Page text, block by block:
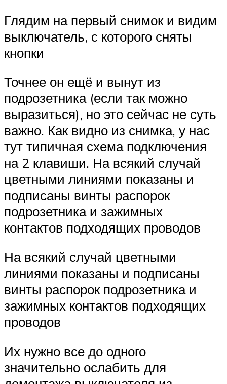
Глядим на первый снимок и видим
выключатель, с которого сняты
кнопки
Точнее он ещё и вынут из
подрозетника (если так можно
выразиться), но это сейчас не суть
важно. Как видно из снимка, у нас
тут типичная схема подключения
на 2 клавиши. На всякий случай
цветными линиями показаны и
подписаны винты распорок
подрозетника и зажимных
контактов подходящих проводов
На всякий случай цветными
линиями показаны и подписаны
винты распорок подрозетника и
зажимных контактов подходящих
проводов
Их нужно все до одного
значительно ослабить для